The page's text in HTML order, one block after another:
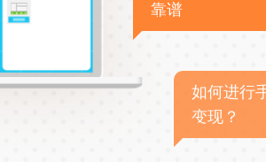
靠谱
如何进行
变现？